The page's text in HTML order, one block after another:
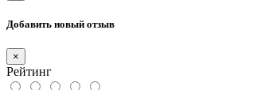
Добавить новый отзыв
×
Рейтинг